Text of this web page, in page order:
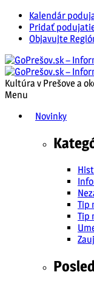
Kalendár
Pridať
Objavujte
Kultúra v Prešove a
Menu
Novinky
Tip
Tip